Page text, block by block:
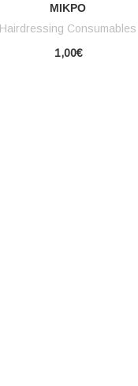
ΜΙΚΡΌ
Hairdressing Consumables
1,00€